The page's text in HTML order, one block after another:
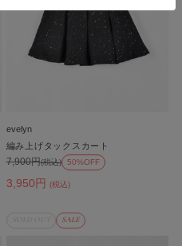
evelyn
編み上げタックスカート
3,950円 (税込)
7,900円(税込) 50%OFF
SALE